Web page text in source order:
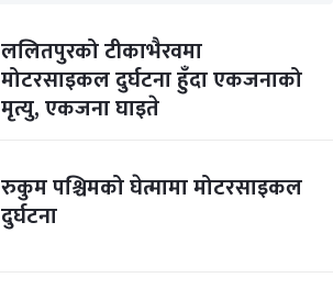
ललितपुरको टीकाभैरवमा
मोटरसाइकल दुर्घटना हुँदा एकजनाको
मृत्यु, एकजना घाइते
रुकुम पश्चिमको घेत्मामा मोटरसाइकल
दुर्घटना